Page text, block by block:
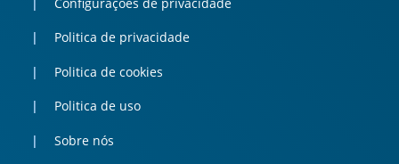
Politica de privacidade
Politica de cookies
Politica de uso
Sobre nós